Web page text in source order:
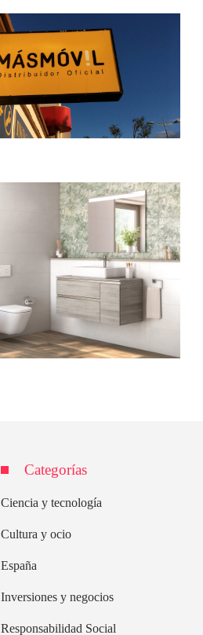
Categorías
Ciencia y tecnología
Cultura y ocio
España
Inversiones y negocios
Responsabilidad Social